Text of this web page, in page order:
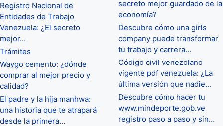
Registro Nacional de
Entidades de Trabajo
Venezuela: ¿El secreto
mejor…
Trámites
Waygo cemento: ¿dónde
comprar al mejor precio y
calidad?
El padre y la hija manhwa:
una historia que te atrapará
desde la primera…
secreto mejor guardado de la
economía?
Descubre cómo una girls
company puede transformar
tu trabajo y carrera…
Código civil venezolano
vigente pdf venezuela: ¿La
última versión que nadie…
Descubre cómo hacer tu
www.mindeporte.gob.ve
registro paso a paso y sin…